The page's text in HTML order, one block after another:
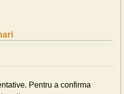
Pentru a confirma